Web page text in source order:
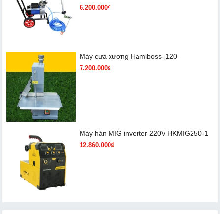
6.200.000₫
Máy cưa xương Hamiboss-j120
7.200.000₫
Máy hàn MIG inverter 220V HKMIG250-1
12.860.000₫